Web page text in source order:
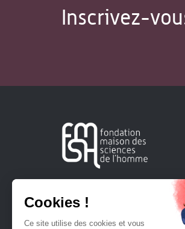
Inscrivez-
Créée en 1963, la Fondation
soutient la recherche et la
sciences humaines et sociales.